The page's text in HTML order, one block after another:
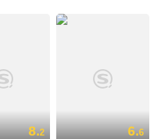
8.2 6.6